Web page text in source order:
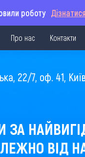
роботу
Про нас Контакти
22/7, оф. 41,
ЗА
ВІД